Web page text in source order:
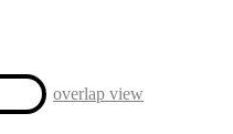
overlap view